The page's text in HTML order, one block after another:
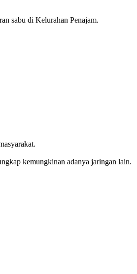
sabu di Kelurahan Penajam.
kemungkinan adanya jaringan lain.